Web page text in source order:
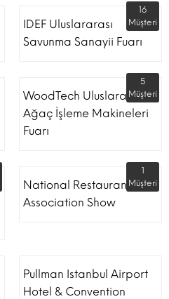
IDEF Uluslararası
Savunma Sanayii Fuarı
16
Müşteri
WoodTech Uluslararası
Ağaç İşleme Makineleri
Fuarı
5
Müşteri
National Restaurant
Association Show
1
Müşteri
Pullman Istanbul Airport
Hotel & Convention